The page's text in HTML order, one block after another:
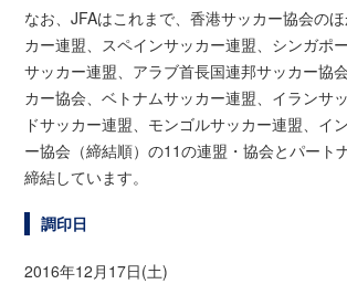
なお、JFAはこれまで、香港サッカー協会の
カー連盟、スペインサッカー連盟、シンガポ
サッカー連盟、アラブ首長国連邦サッカー協
カー協会、ベトナムサッカー連盟、イランサ
ドサッカー連盟、モンゴルサッカー連盟、イ
ー協会（締結順）の11の連盟・協会とパート
締結しています。
調印日
2016年12月17日(土)